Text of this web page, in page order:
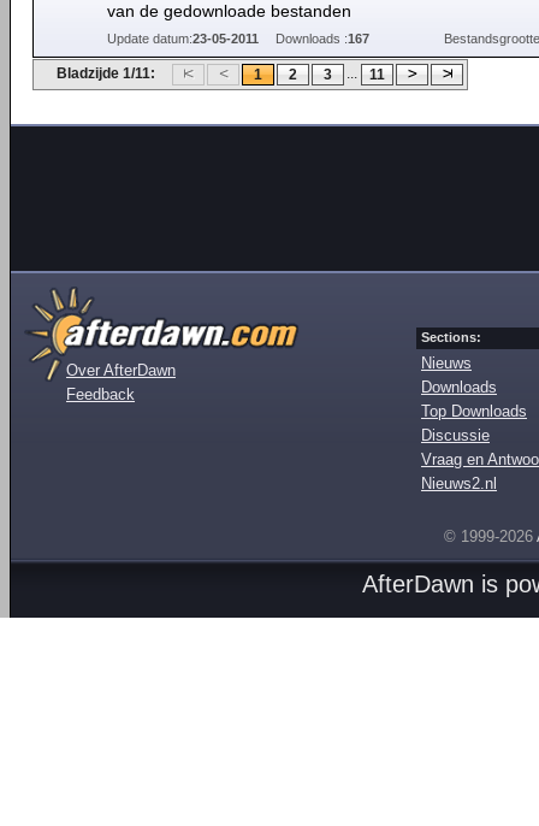
van de gedownloade bestanden
Update datum:23-05-2011 Downloads :167
Bladzijde 1/11: 1 2 3 ... 11
Over AfterDawn
Feedback
Sections:
Nieuws
Downloads
Top Downloads
Discussie
Vraag en
Nieuws2.nl
© 1999-2026
AfterDawn is